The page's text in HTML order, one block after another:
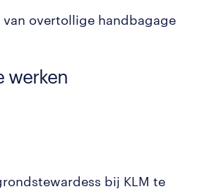
van overtollige handbagage
werken
bij KLM te